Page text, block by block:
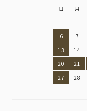
日 月
6
7
13
14
20
21
27
28